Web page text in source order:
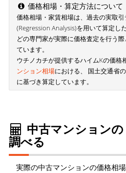
価格相場・算定方法について
価格相場・家賃相場は、過去の実取
(Regression Analysis)を用いて算定し
どの専門家が実際に価格査定を行う
ています。
ウチノカチが提供するハイムKの価格
ンション相場における、 国土交通省
に基づき算定しています。
中古マンション
調べる
実際の中古マンションの価格相